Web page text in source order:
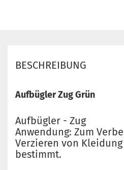
BESCHREIBUNG
Aufbügler Zug Grün
Aufbügler - Zug
Anwendung: Zum
Verzieren von
bestimmt.